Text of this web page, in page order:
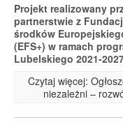
Projekt realizowany
partnerstwie z
środków
(EFS+) w ramach
Lubelskiego 2021-
Czytaj więcej:
niezależni –